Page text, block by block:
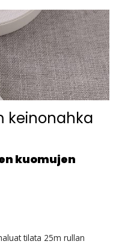
keinonahka
kuomujen
tilata 25m rullan